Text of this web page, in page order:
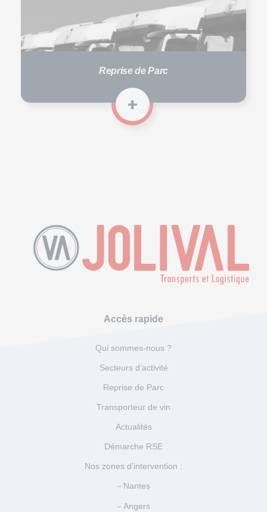
Reprise de Parc
+
Accès rapide
Qui sommes-nous ?
Secteurs d’activité
Reprise de Parc
Transporteur de vin
Actualités
Démarche RSE
Nos zones d’intervention :
Nantes
Angers